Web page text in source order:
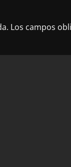
Los campos